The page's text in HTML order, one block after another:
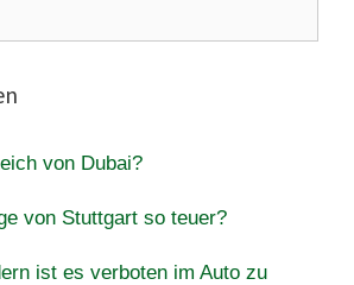
von Dubai?
von Stuttgart so teuer?
ist es verboten im Auto zu